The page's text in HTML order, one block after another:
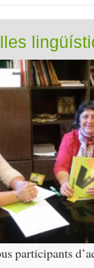
participants